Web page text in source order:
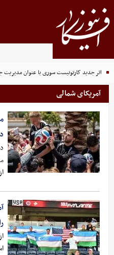
اثر جدید کارتونیست سوری با عنوان مدیریت
آمریکای شمالی